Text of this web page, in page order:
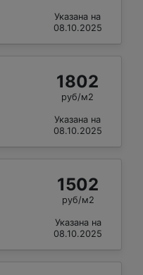
Указана на
08.10.2025
1802
руб/м2
Указана на
08.10.2025
1502
руб/м2
Указана на
08.10.2025